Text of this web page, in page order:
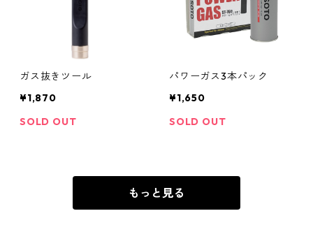
ガス抜きツール
¥1,870
SOLD OUT
パワーガス3本パック
¥1,650
SOLD OUT
もっと見る